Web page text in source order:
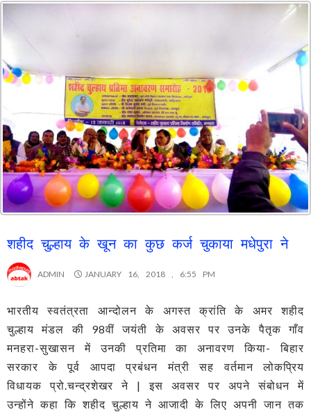
शहीद चुल्हाय के खून का कुछ कर्ज चुकाया मधेपुरा ने
ADMIN JANUARY 16, 2018 , 6:55 PM
भारतीय स्वतंत्रता आन्दोलन के अगस्त क्रांति के अमर शहीद
चुल्हाय मंडल की 98वीं जयंती के अवसर पर उनके पैतृक गाँव
मनहरा-सुखासन में उनकी प्रतिमा का अनावरण किया- बिहार
सरकार के पूर्व आपदा प्रबंधन मंत्री सह वर्तमान लोकप्रिय
विधायक प्रो.चन्द्रशेखर ने | इस अवसर पर अपने संबोधन में
उन्होंने कहा कि शहीद चुल्हाय ने आजादी के लिए अपनी जान तक